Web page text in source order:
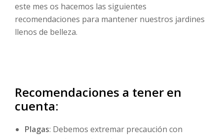
este mes os hacemos las siguientes
recomendaciones para mantener nuestros jardines
llenos de belleza.
Recomendaciones a tener en
cuenta:
Plagas: Debemos extremar precaución con